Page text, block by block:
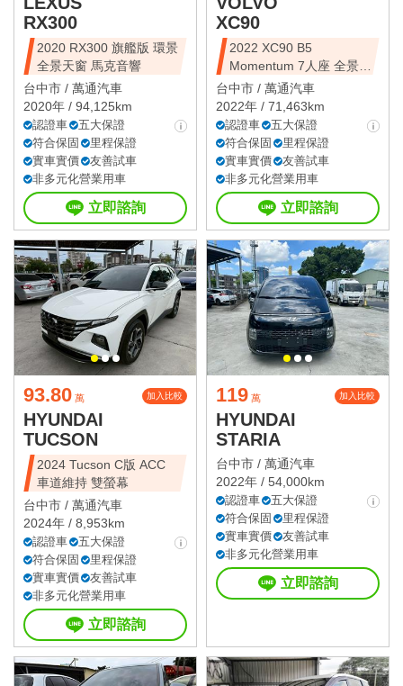
RX300
2020 RX300 旗艦版 環景
全景天窗 馬克音響
台中市 / 萬通汽車
2020年 / 94,125km
認證車
五大保證
符合保固
里程保證
實車實價
友善試車
非多元化營業用車
立即諮詢
XC90
2022 XC90 B5
Momentum 7人座 全景天
窗
台中市 / 萬通汽車
2022年 / 71,463km
認證車
五大保證
符合保固
里程保證
實車實價
友善試車
非多元化營業用車
立即諮詢
93.80 萬 加入比較
HYUNDAI
TUCSON
2024 Tucson C版 ACC
車道維持 雙螢幕
台中市 / 萬通汽車
2024年 / 8,953km
認證車
五大保證
符合保固
里程保證
實車實價
友善試車
非多元化營業用車
立即諮詢
119 萬 加入比較
HYUNDAI
STARIA
台中市 / 萬通汽車
2022年 / 54,000km
認證車
五大保證
符合保固
里程保證
實車實價
友善試車
非多元化營業用車
立即諮詢